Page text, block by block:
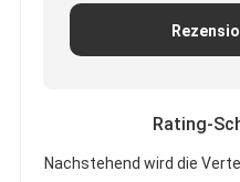
Rating-
Nachstehend wird die